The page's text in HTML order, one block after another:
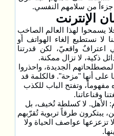
من سلامهم النفسي.
الإنترنت
يسمحوا لهذا العالم الصاخب
لا نستطيع إلغاء الهواتف أو
اعترافٌ واقعيّ، لكن قدرتنا
ذكية، لا تزال ممكنة.
لمصطلحاتهم الجديدة، واحذروا
على أنها "مزحة". فالكلمة قد
مفهوماً، وتفتح الباب للكذب
وقناعاتنا.
الأهل. لا كسلطة تُخيف، بل
يبتكرون طرقاً تربوية تُقرّبهم
تزعزعها عواصف الحياة ولا